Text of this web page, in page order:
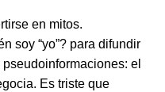
en mitos.
soy “yo”? para difundir
el
Es triste que